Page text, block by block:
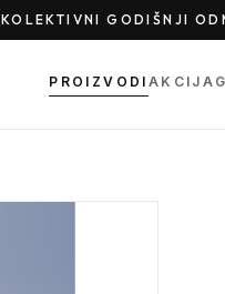
KOLEKTIVNI GODIŠNJI
PROIZVODI AKCIJA